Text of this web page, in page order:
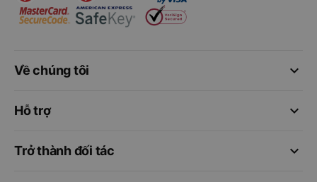
keyboard_arrow_down
Về chúng tôi
keyboard_arrow_down
Hỗ trợ
keyboard_arrow_down
Trở thành đối tác